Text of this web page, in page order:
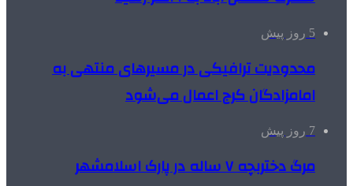
5 روز پیش
محدودیت ترافیکی در مسیرهای منتهی به
امامزادگان کرج اعمال می‌شود
7 روز پیش
مرگ دختربچه ۷ ساله در پارک اسلامشهر